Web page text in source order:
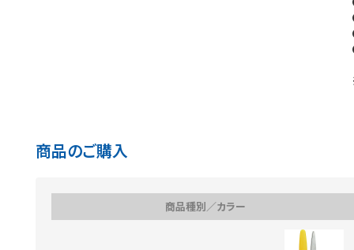
商品のご購入
商品種別／カラー